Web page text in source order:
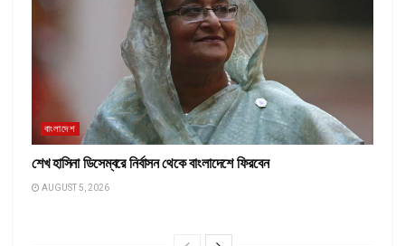
বাংলাদেশ
শেখ হাসিনা ডিসেম্বরে নির্বাসন থেকে বাংলাদেশে ফিরবেন
AUGUST 5, 2026